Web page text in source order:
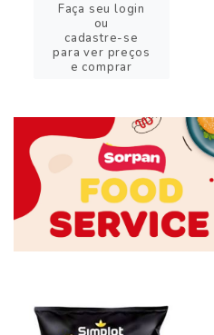
Faça seu login
ou
cadastre-se
para ver preços
e comprar